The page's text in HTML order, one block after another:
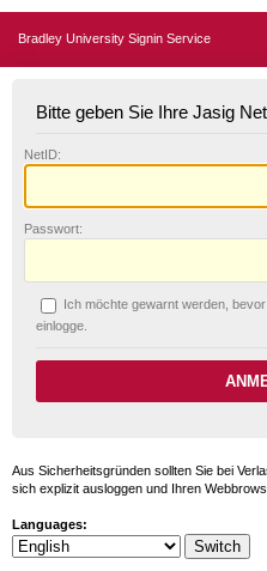
Bradley University Signin Service
Bitte geben Sie Ihre Jasig
NetID:
Passwort:
Ich möchte gewarnt werden,
einlogge.
Aus Sicherheitsgründen sollten Sie bei
sich explizit ausloggen und Ihren
Languages: